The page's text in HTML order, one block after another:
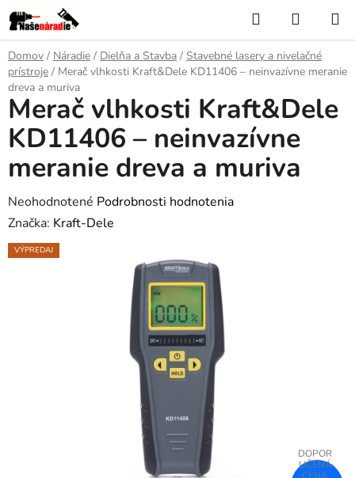
Prejsť
na
obsah
Hľadať
KOŠÍK
Domov / Náradie / Dielňa a Stavba / Stavebné lasery a nivelačné
prístroje / Merač vlhkosti Kraft&Dele KD11406 – neinvazívne meranie
dreva a muriva
Merač vlhkosti Kraft&Dele
KD11406 – neinvazívne
meranie dreva a muriva
Priemerné
hodnotenie
produktu
Neohodnotené Podrobnosti hodnotenia
Značka: Kraft-Dele
VÝPREDAJ